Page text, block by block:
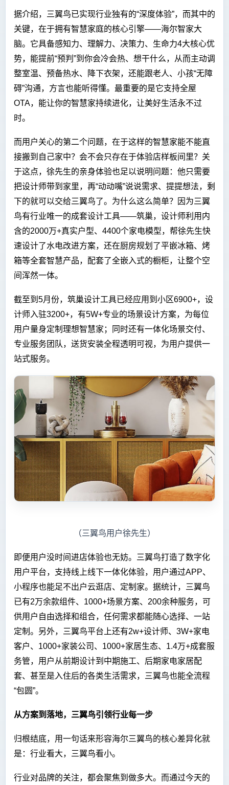
据介绍，三翼鸟已实现行业独有的“深度体验”，而其中的
关键，在于拥有智慧家庭的核心引擎——海尔智家大
脑。它具备感知力、理解力、决策力、生命力4大核心优
势，能提前“预判”到你会冷会热、想干什么，从而主动调
整室温、预备热水、降下衣架，还能跟老人、小孩“无障
碍”沟通，方言也能听得懂。最重要的是它支持全屋
OTA，能让你的智慧家持续进化，让美好生活永不过
时。
而用户关心的第二个问题，在于这样的智慧家能不能直
接搬到自己家中？会不会只存在于体验店样板间里？关
于这点，徐先生的亲身体验也足以说明问题：他只需要
把设计师带到家里，再“动动嘴”说说需求、提提想法，剩
下的就可以交给三翼鸟了。为什么这么简单？因为三翼
鸟有行业唯一的成套设计工具——筑巢，设计师利用内
含的2000万+真实户型、4400个家电模型，帮徐先生快
速设计了水电改进方案，还在厨房规划了平嵌冰箱、烤
箱等全套智慧产品，配套了全嵌入式的橱柜，让整个空
间浑然一体。
截至到5月份，筑巢设计工具已经应用到小区6900+，设
计师入驻3200+，有5W+专业的场景设计方案，为每位
用户量身定制理想智慧家；同时还有一体化场景交付、
专业服务团队，送货安装全程透明可视，为用户提供一
站式服务。
（三翼鸟用户徐先生）
即便用户没时间进店体验也无妨。三翼鸟打造了数字化
用户平台，支持线上线下一体化体验，用户通过APP、
小程序也能足不出户云逛店、定制家。据统计，三翼鸟
已有2万余款组件、1000+场景方案、200余种服务，可
供用户自由选择和组合，任何需求都能随心选择、一站
定制。另外，三翼鸟平台上还有2w+设计师、3W+家电
客户、1000+家装公司、1000+家居生态、1.4万+成套服
务管，用户从前期设计到中期施工、后期家电家居配
套、甚至是入住后的各类生活需求，三翼鸟也能全流程
“包圆”。
从方案到落地，三翼鸟引领行业每一步
归根结底，用一句话来形容海尔三翼鸟的核心差异化就
是：行业看大，三翼鸟看小。
行业对品牌的关注，都会聚焦到做多大。而通过今天的